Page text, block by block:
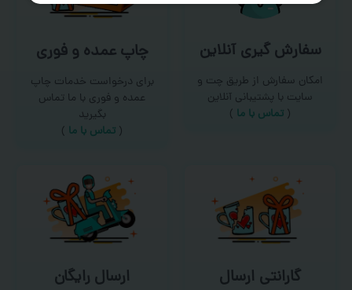
سفارش گیری آنلاین
امکان سفارش از طریق چت و
سایت با پشتیبانی آنلاین
( تماس با ما‌ )
چاپ عمده و فوری
برای درخواست خدمات چاپ
عمده و فوری با ما تماس
بگیرید
( تماس با ما )
گارانتی ارسال ارسال رایگان